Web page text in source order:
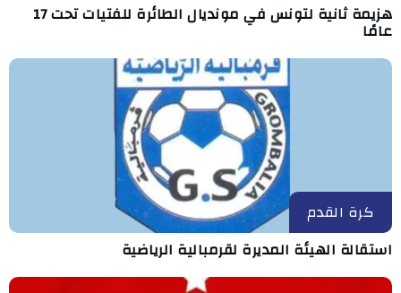
هزيمة ثانية لتونس في مونديال الطائرة للفتيات تحت 17
عامًا
كرة القدم
استقالة الهيئة المديرة لقرمبالية الرياضية